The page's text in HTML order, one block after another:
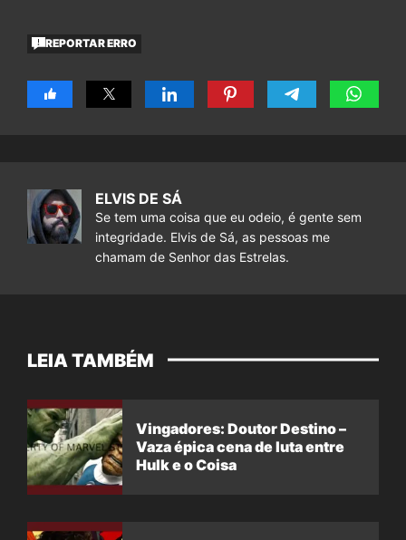
REPORTAR ERRO
ELVIS DE SÁ
Se tem uma coisa que eu odeio, é gente sem
integridade. Elvis de Sá, as pessoas me
chamam de Senhor das Estrelas.
LEIA TAMBÉM
Vingadores: Doutor Destino –
Vaza épica cena de luta entre
Hulk e o Coisa